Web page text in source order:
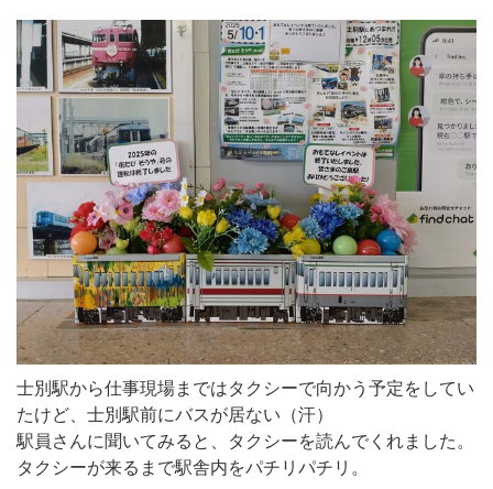
士別駅から仕事現場まではタクシーで向かう予定をしてい
たけど、士別駅前にバスが居ない（汗）
駅員さんに聞いてみると、タクシーを読んでくれました。
タクシーが来るまで駅舎内をパチリパチリ。